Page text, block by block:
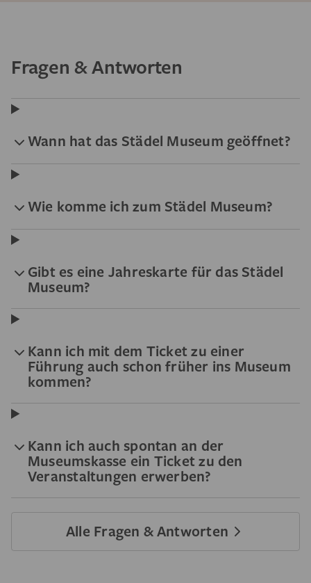
Fragen & Antworten
Wann hat das Städel Museum geöffnet?
Wie komme ich zum Städel Museum?
Gibt es eine Jahreskarte für das Städel
Museum?
Kann ich mit dem Ticket zu einer
Führung auch schon früher ins Museum
kommen?
Kann ich auch spontan an der
Museumskasse ein Ticket zu den
Veranstaltungen erwerben?
Alle Fragen & Antworten